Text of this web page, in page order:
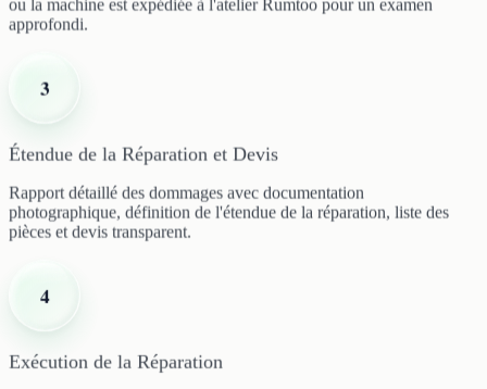
ou la machine est expédiée à l'atelier Rumtoo pour un examen
approfondi.
3
Étendue de la Réparation et Devis
Rapport détaillé des dommages avec documentation
photographique, définition de l'étendue de la réparation, liste des
pièces et devis transparent.
4
Exécution de la Réparation